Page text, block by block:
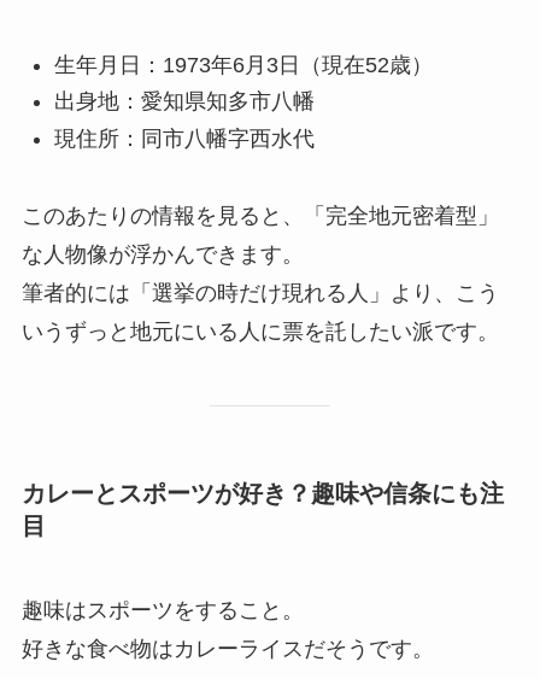
生年月日：1973年6月3日（現在52歳）
出身地：愛知県知多市八幡
現住所：同市八幡字西水代
このあたりの情報を見ると、「完全地元密着型」
な人物像が浮かんできます。
筆者的には「選挙の時だけ現れる人」より、こう
いうずっと地元にいる人に票を託したい派です。
カレーとスポーツが好き？趣味や信条にも注
目
趣味はスポーツをすること。
好きな食べ物はカレーライスだそうです。